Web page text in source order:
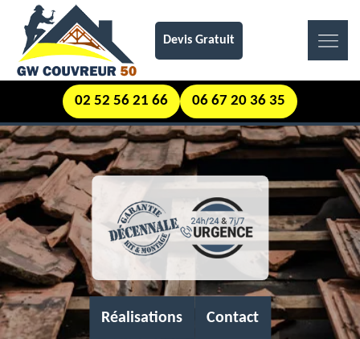
Devis Gratuit
02 52 56 21 66 06 67 20 36 35
Réalisations Contact